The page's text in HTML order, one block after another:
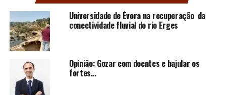
Universidade de Évora na recuperação da
conectividade fluvial do rio Erges
Opinião: Gozar com doentes e bajular os
fortes…